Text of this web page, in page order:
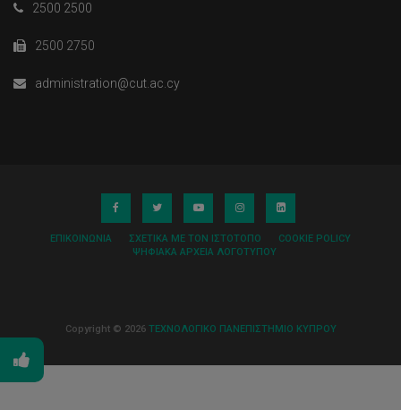
2500 2500
2500 2750
administration@cut.ac.cy
ΕΠΙΚΟΙΝΩΝΊΑ ΣΧΕΤΙΚΆ ΜΕ ΤΟΝ ΙΣΤΌΤΟΠΟ
COOKIE POLICY
ΨΗΦΙΑΚΆ ΑΡΧΕΊΑ ΛΟΓΌΤΥΠΟΥ
Copyright © 2026 ΤΕΧΝΟΛΟΓΙΚΟ ΠΑΝΕΠΙΣΤΗΜΙΟ ΚΥΠΡΟΥ